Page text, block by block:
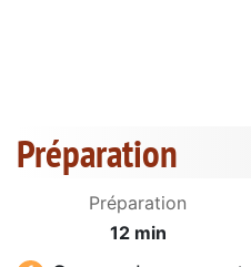
Préparation
Préparation
12 min